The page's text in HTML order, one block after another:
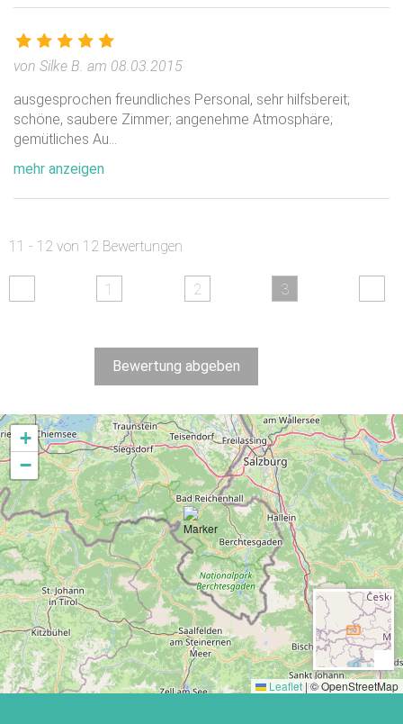
von Silke B. am 08.03.2015
ausgesprochen freundliches Personal, sehr hilfsbereit;
schöne, saubere Zimmer; angenehme Atmosphäre;
gemütliches Au...
mehr anzeigen
11 - 12 von 12 Bewertungen
1 2 3
Bewertung abgeben
+
−
Leaflet |© OpenStreetMap